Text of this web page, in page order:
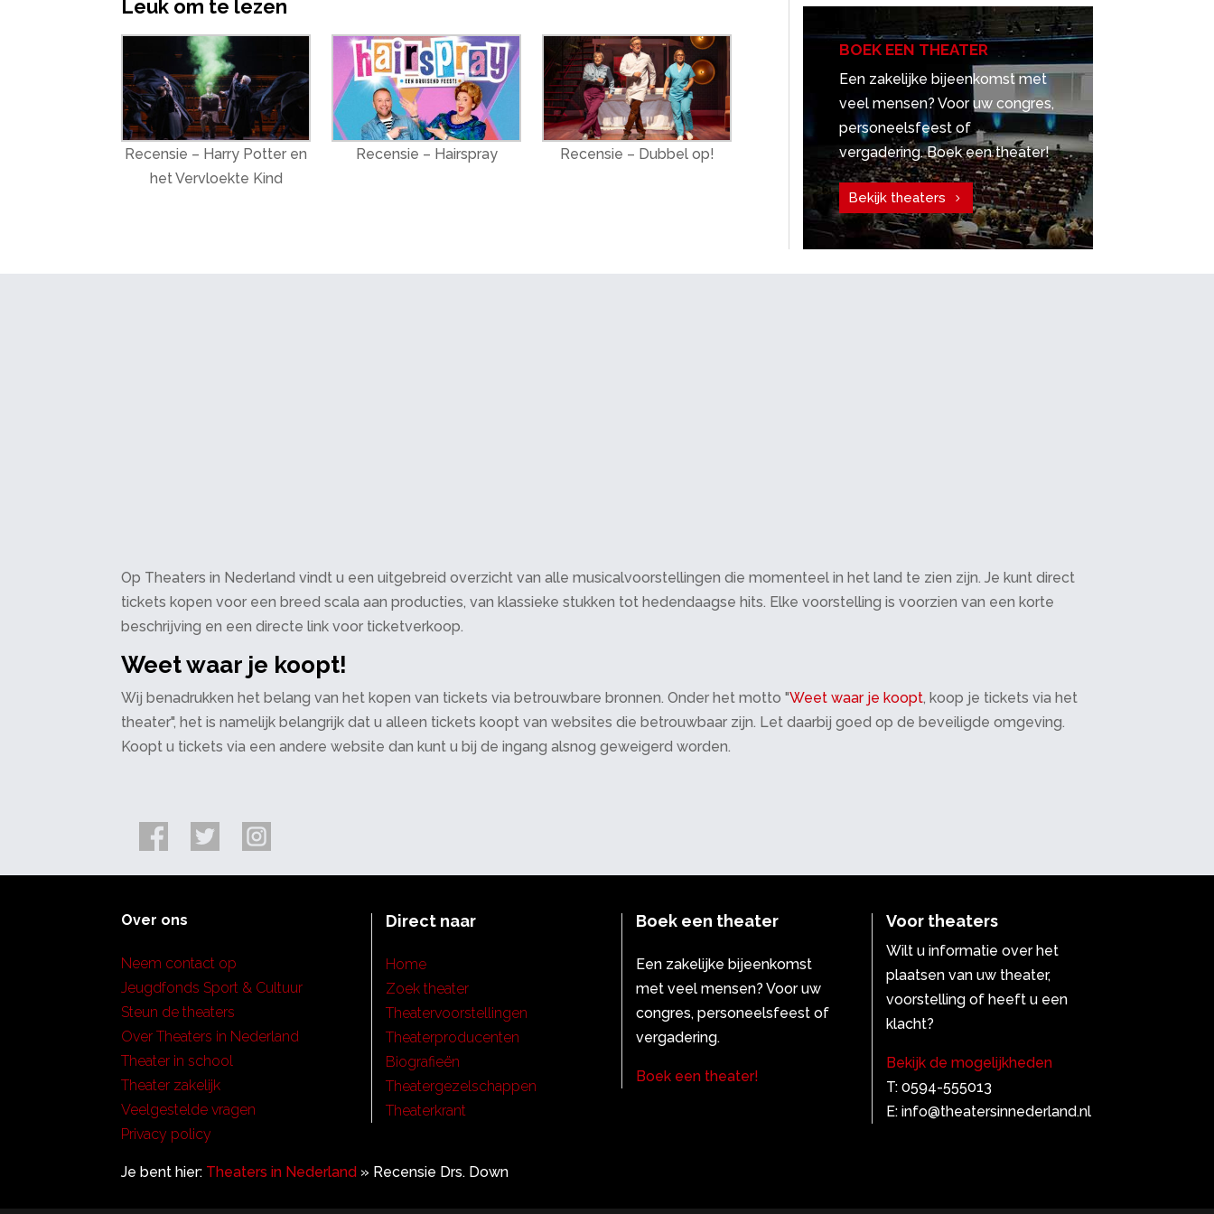
Leuk om te lezen
Recensie – Harry Potter en
het Vervloekte Kind
Recensie – Hairspray Recensie – Dubbel op!
BOEK EEN THEATER
Een zakelijke bijeenkomst met
veel mensen? Voor uw congres,
personeelsfeest of
vergadering. Boek een theater!
Bekijk theaters
Op Theaters in Nederland vindt u een uitgebreid overzicht van alle musicalvoorstellingen die momenteel in het land te zien zijn. Je kunt direct
tickets kopen voor een breed scala aan producties, van klassieke stukken tot hedendaagse hits. Elke voorstelling is voorzien van een korte
beschrijving en een directe link voor ticketverkoop.
Weet waar je koopt!
Wij benadrukken het belang van het kopen van tickets via betrouwbare bronnen. Onder het motto "Weet waar je koopt, koop je tickets via het
theater", het is namelijk belangrijk dat u alleen tickets koopt van websites die betrouwbaar zijn. Let daarbij goed op de beveiligde omgeving.
Koopt u tickets via een andere website dan kunt u bij de ingang alsnog geweigerd worden.
Over ons
Neem contact op
Jeugdfonds Sport & Cultuur
Steun de theaters
Over Theaters in Nederland
Theater in school
Theater zakelijk
Veelgestelde vragen
Privacy policy
Direct naar
Home
Zoek theater
Theatervoorstellingen
Theaterproducenten
Biografieën
Theatergezelschappen
Theaterkrant
Boek een theater
Een zakelijke bijeenkomst
met veel mensen? Voor uw
congres, personeelsfeest of
vergadering.
Boek een theater!
Voor theaters
Wilt u informatie over het
plaatsen van uw theater,
voorstelling of heeft u een
klacht?
Bekijk de mogelijkheden
T: 0594-555013
E: info@theatersinnederland.nl
Je bent hier: Theaters in Nederland » Recensie Drs. Down